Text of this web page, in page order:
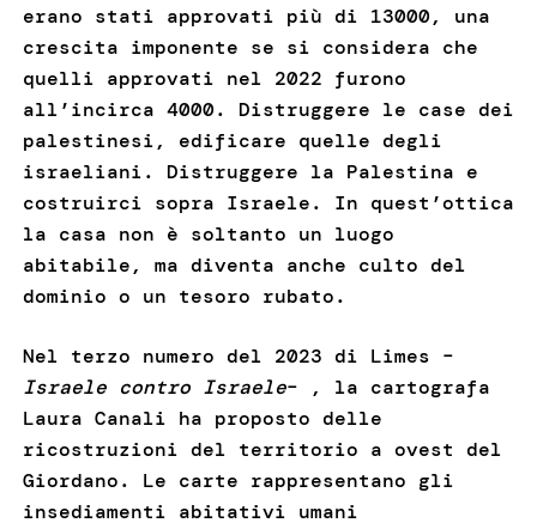
erano stati approvati più di 13000, una
crescita imponente se si considera che
quelli approvati nel 2022 furono
all’incirca 4000. Distruggere le case dei
palestinesi, edificare quelle degli
israeliani. Distruggere la Palestina e
costruirci sopra Israele. In quest’ottica
la casa non è soltanto un luogo
abitabile, ma diventa anche culto del
dominio o un tesoro rubato.
Nel terzo numero del 2023 di Limes –
Israele contro Israele– , la cartografa
Laura Canali ha proposto delle
ricostruzioni del territorio a ovest del
Giordano. Le carte rappresentano gli
insediamenti abitativi umani